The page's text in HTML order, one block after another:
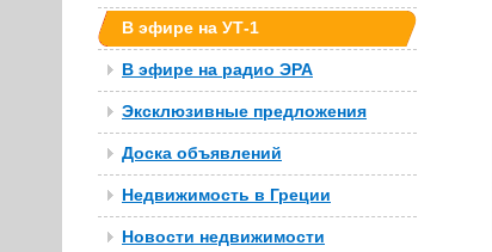
В эфире на УТ-1
В эфире на радио ЭРА
Эксклюзивные предложения
Доска объявлений
Недвижимость в Греции
Новости недвижимости